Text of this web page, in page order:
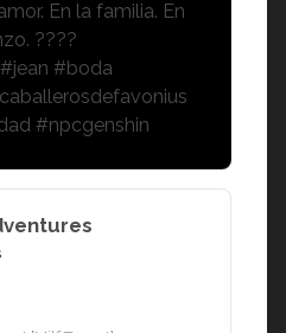
En la familia. En
????
#boda
#npcgenshin